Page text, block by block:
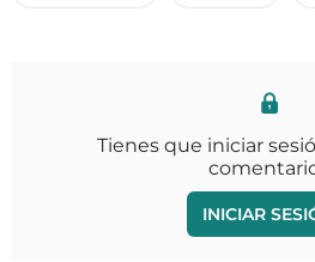
Tienes que iniciar
INICIAR